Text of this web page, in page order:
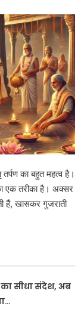
तर्पण का बहुत महत्व है।
एक तरीका है। अक्सर
हैं, खासकर गुजराती
का सीधा संदेश, अब